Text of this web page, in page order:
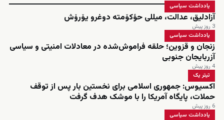
یادداشت سیاسی
آزادلیق، عدالت، میللی حؤکۆمته دوغرو یۆرۆش
3 روز پیش
یادداشت سیاسی
زنجان و قزوین؛ حلقه فراموش‌شده در معادلات امنیتی و سیاسی
آزربایجان جنوبی
4 روز پیش
تیتر یک
اکسیوس: جمهوری اسلامی برای نخستین بار پس از توقف
حملات، پایگاه آمریکا را با موشک هدف گرفت
6 روز پیش
یادداشت سیاسی